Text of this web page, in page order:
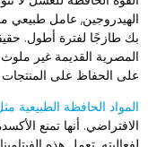
عامل طبيعي
طازجًا لفترة أطول.
القديمة غير ملوث
الحفاظ على المنتجات
الحافظة الطبيعية مثل
أنها تمنع